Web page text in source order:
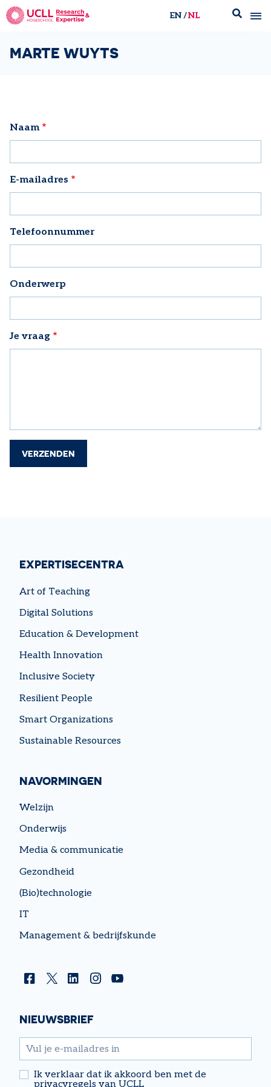
EN NL
MARTE WUYTS
Naam
E-mailadres
Telefoonnummer
Onderwerp
Je vraag
EXPERTISECENTRA
Art of Teaching
Digital Solutions
Education & Development
Health Innovation
Inclusive Society
Resilient People
Smart Organizations
Sustainable Resources
NAVORMINGEN
Welzijn
Onderwijs
Media & communicatie
Gezondheid
(Bio)technologie
IT
Management & bedrijfskunde
NIEUWSBRIEF
email
Ik verklaar dat ik akkoord ben met de
privacyregels van UCLL